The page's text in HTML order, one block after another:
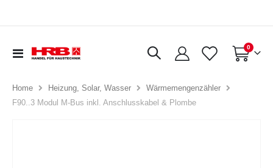
Navigation
Warenkorb
0Artikel
Home Heizung, Solar, Wasser
Wärmemengenzähler
F90..3 Modul M-Bus inkl. Anschlusskabel & Plombe